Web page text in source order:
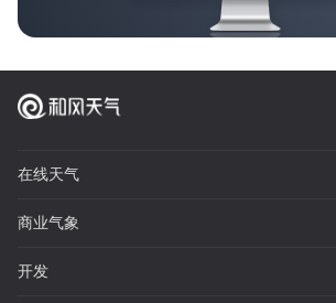
在线天气
商业气象
开发